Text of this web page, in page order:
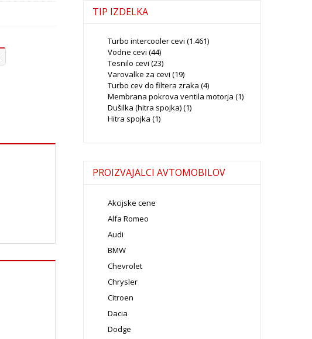
TIP IZDELKA
Turbo intercooler cevi (1.461)
Vodne cevi (44)
Tesnilo cevi (23)
Varovalke za cevi (19)
Turbo cev do filtera zraka (4)
Membrana pokrova ventila motorja (1)
Dušilka (hitra spojka)(1)
Hitra spojka (1)
PROIZVAJALCI AVTOMOBILOV
Akcijske cene
Alfa Romeo
Audi
BMW
Chevrolet
Chrysler
Citroen
Dacia
Dodge